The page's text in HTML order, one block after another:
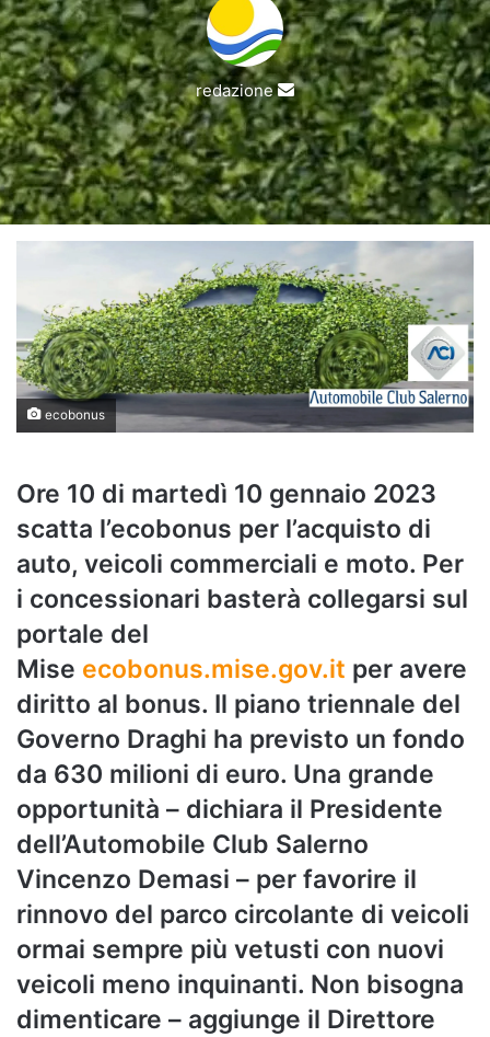
redazione
Invia
un'email
ecobonus
Ore 10 di martedì 10 gennaio 2023
scatta l’ecobonus per l’acquisto di
auto, veicoli commerciali e moto. Per
i concessionari basterà collegarsi sul
portale del
Mise ecobonus.mise.gov.it per avere
diritto al bonus. Il piano triennale del
Governo Draghi ha previsto un fondo
da 630 milioni di euro. Una grande
opportunità – dichiara il Presidente
dell’Automobile Club Salerno
Vincenzo Demasi – per favorire il
rinnovo del parco circolante di veicoli
ormai sempre più vetusti con nuovi
veicoli meno inquinanti. Non bisogna
dimenticare – aggiunge il Direttore